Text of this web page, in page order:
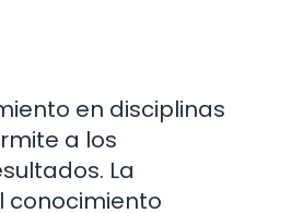
en disciplinas
a los
La
conocimiento